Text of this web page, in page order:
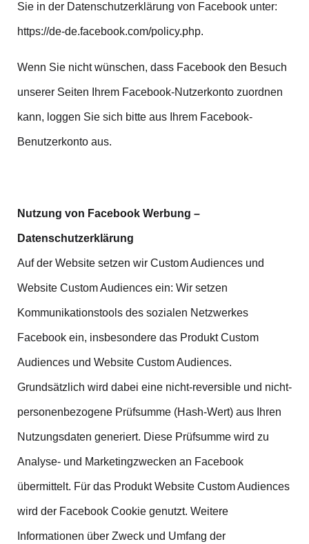
Sie in der Datenschutzerklärung von Facebook unter:
https://de-de.facebook.com/policy.php.
Wenn Sie nicht wünschen, dass Facebook den Besuch
unserer Seiten Ihrem Facebook-Nutzerkonto zuordnen
kann, loggen Sie sich bitte aus Ihrem Facebook-
Benutzerkonto aus.
Nutzung von Facebook Werbung –
Datenschutzerklärung
Auf der Website setzen wir Custom Audiences und
Website Custom Audiences ein: Wir setzen
Kommunikationstools des sozialen Netzwerkes
Facebook ein, insbesondere das Produkt Custom
Audiences und Website Custom Audiences.
Grundsätzlich wird dabei eine nicht-reversible und nicht-
personenbezogene Prüfsumme (Hash-Wert) aus Ihren
Nutzungsdaten generiert. Diese Prüfsumme wird zu
Analyse- und Marketingzwecken an Facebook
übermittelt. Für das Produkt Website Custom Audiences
wird der Facebook Cookie genutzt. Weitere
Informationen über Zweck und Umfang der